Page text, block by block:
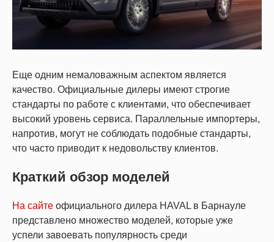
Еще одним немаловажным аспектом является
качество. Официальные дилеры имеют строгие
стандарты по работе с клиентами, что обеспечивает
высокий уровень сервиса. Параллельные импортеры,
напротив, могут не соблюдать подобные стандарты,
что часто приводит к недовольству клиентов.
Краткий обзор моделей
На сайте официального дилера HAVAL в Барнауле
представлено множество моделей, которые уже
успели завоевать популярность среди